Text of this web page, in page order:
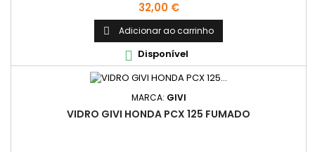
Preço
32,00 €
 Adicionar ao carrinho
 Disponível
MARCA: GIVI
VIDRO GIVI HONDA PCX 125 FUMADO